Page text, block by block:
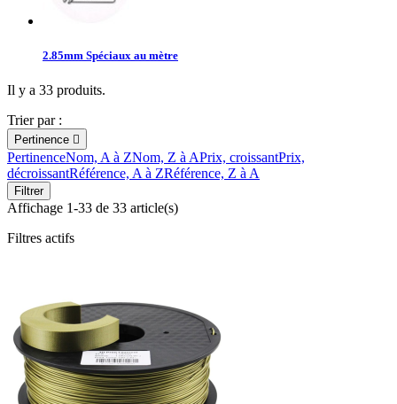
2.85mm Spéciaux au mètre
Il y a 33 produits.
Trier par :
Pertinence 
PertinenceNom, A à ZNom, Z à APrix, croissantPrix,
décroissantRéférence, A à ZRéférence, Z à A
Filtrer
Affichage 1-33 de 33 article(s)
Filtres actifs